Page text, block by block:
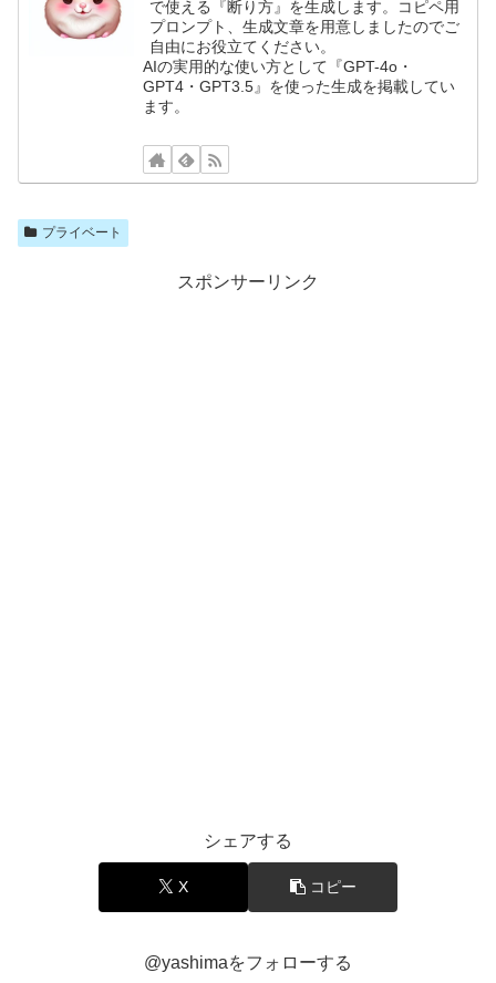
で使える『断り方』を生成します。コピペ用
プロンプト、生成文章を用意しましたのでご
自由にお役立てください。
AIの実用的な使い方として『GPT-4o・
GPT4・GPT3.5』を使った生成を掲載してい
ます。
プライベート
スポンサーリンク
シェアする
X コピー
@yashimaをフォローする